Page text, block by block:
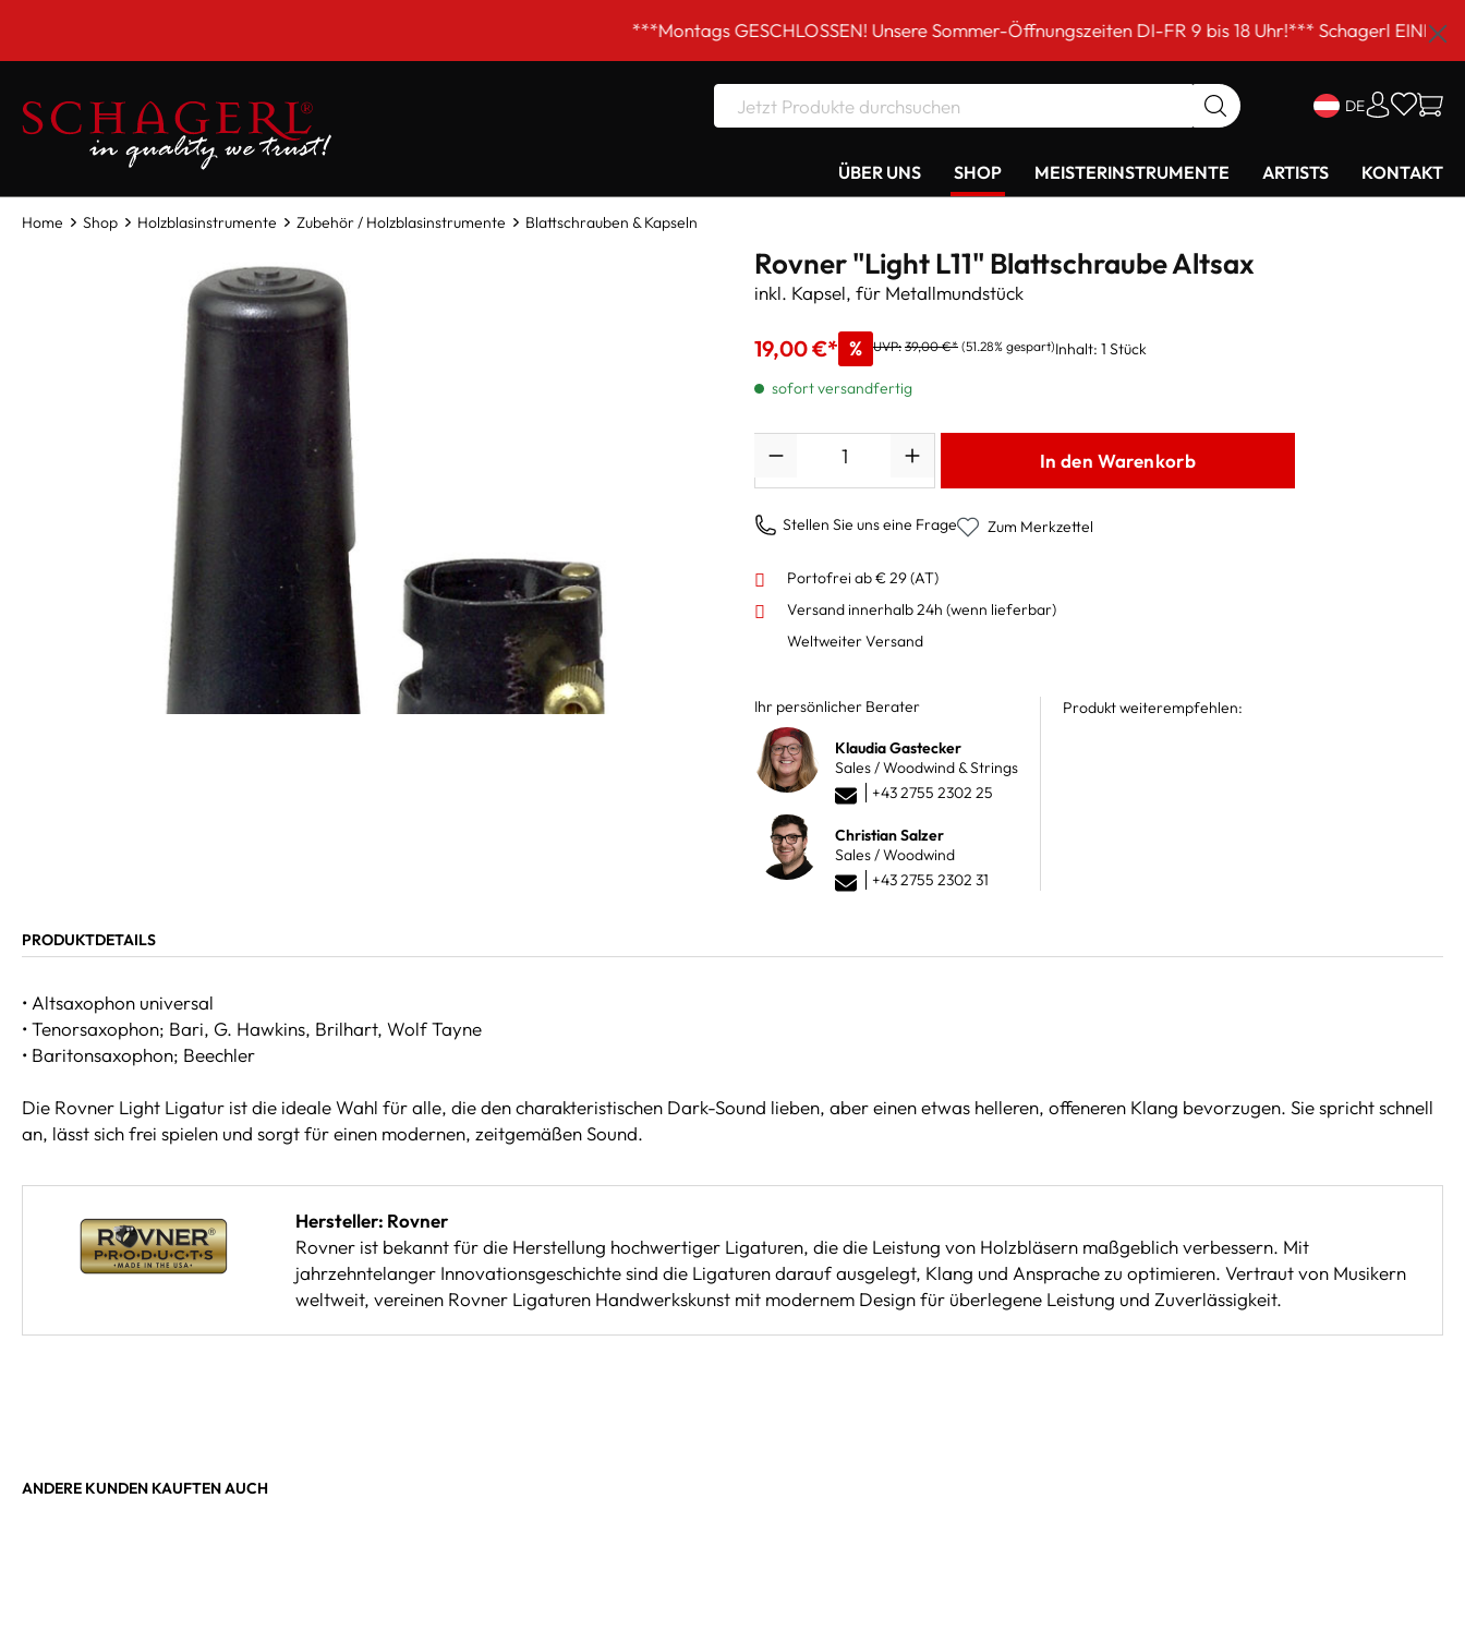
***Montags GESCHLOSSEN! Unsere Sommer-Öffnungszeiten DI-FR 9 bis 18 Uhr!*** Schagerl
DE
ÜBER UNS SHOP MEISTERINSTRUMENTE ARTISTS KONTAKT
Home Shop Holzblasinstrumente Zubehör / Holzblasinstrumente Blattschrauben & Kapseln
Rovner "Light L11" Blattschraube Altsax
inkl. Kapsel, für Metallmundstück
19,00 €* % UVP: 39,00 €* (51.28% gespart)Inhalt: 1 Stück
sofort versandfertig
In den Warenkorb
Stellen Sie uns eine Frage Zum Merkzettel
Portofrei ab € 29 (AT)
Versand innerhalb 24h (wenn lieferbar)
Weltweiter Versand
Ihr persönlicher Berater
Klaudia Gastecker
Sales / Woodwind & Strings
+43 2755 2302 25
Christian Salzer
Sales / Woodwind
+43 2755 2302 31
Produkt weiterempfehlen:
PRODUKTDETAILS
• Altsaxophon universal
• Tenorsaxophon; Bari, G. Hawkins, Brilhart, Wolf Tayne
• Baritonsaxophon; Beechler
Die Rovner Light Ligatur ist die ideale Wahl für alle, die den charakteristischen Dark-Sound lieben, aber einen etwas helleren, offeneren Klang bevorzugen. Sie spricht schnell
an, lässt sich frei spielen und sorgt für einen modernen, zeitgemäßen Sound.
Hersteller: Rovner
Rovner ist bekannt für die Herstellung hochwertiger Ligaturen, die die Leistung von Holzbläsern maßgeblich verbessern. Mit
jahrzehntelanger Innovationsgeschichte sind die Ligaturen darauf ausgelegt, Klang und Ansprache zu optimieren. Vertraut von Musikern
weltweit, vereinen Rovner Ligaturen Handwerkskunst mit modernem Design für überlegene Leistung und Zuverlässigkeit.
ANDERE KUNDEN KAUFTEN AUCH